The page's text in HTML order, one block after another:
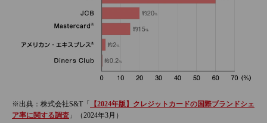
※出典：株式会社S&T「
【2024年版】クレジットカードの国際ブランドシェ
ア率に関する調査 」（2024年3月）